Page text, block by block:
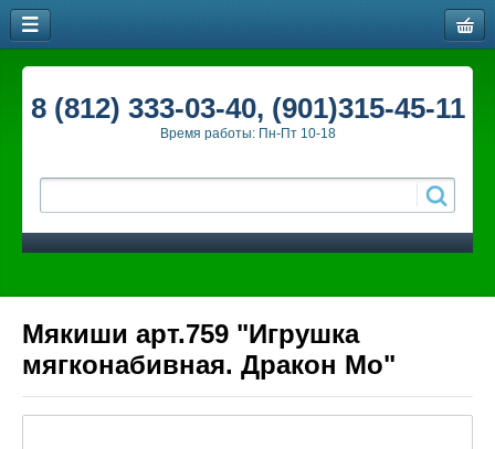
8 (812) 333-03-40, (901)315-45-11
Время работы: Пн-Пт 10-18
Мякиши арт.759 "Игрушка
мягконабивная. Дракон Мо"